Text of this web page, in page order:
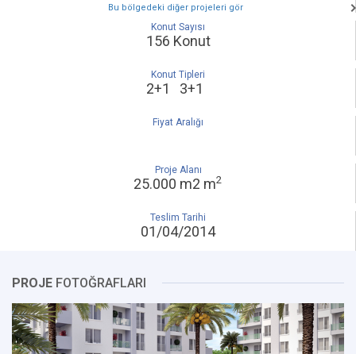
Bu bölgedeki diğer projeleri gör
Konut Sayısı
156 Konut
Konut Tipleri
2+1 3+1
Fiyat Aralığı
Proje Alanı
25.000 m2 m2
Teslim Tarihi
01/04/2014
PROJE FOTOĞRAFLARI